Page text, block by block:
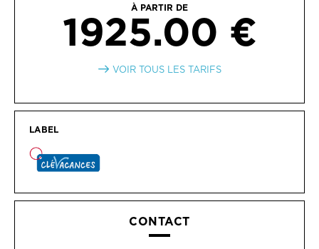
À PARTIR DE
1925.00 €
VOIR TOUS LES TARIFS
LABEL
CONTACT